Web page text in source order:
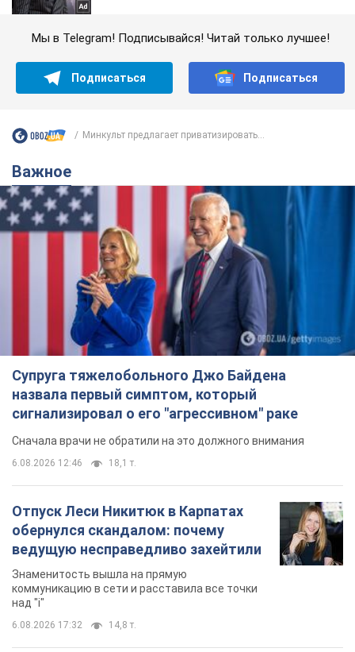
Мы в Telegram! Подписывайся! Читай только лучшее!
Подписаться Подписаться
Минкульт предлагает приватизировать...
Важное
Супруга тяжелобольного Джо Байдена
назвала первый симптом, который
сигнализировал о его "агрессивном" раке
Сначала врачи не обратили на это должного внимания
6.08.2026 12:46 18,1 т.
Отпуск Леси Никитюк в Карпатах
обернулся скандалом: почему
ведущую несправедливо захейтили
Знаменитость вышла на прямую
коммуникацию в сети и расставила все точки
над "i"
6.08.2026 17:32 14,8 т.